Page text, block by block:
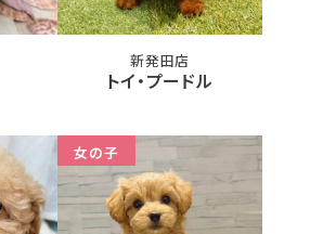
新発田店
トイ・プードル
女の子